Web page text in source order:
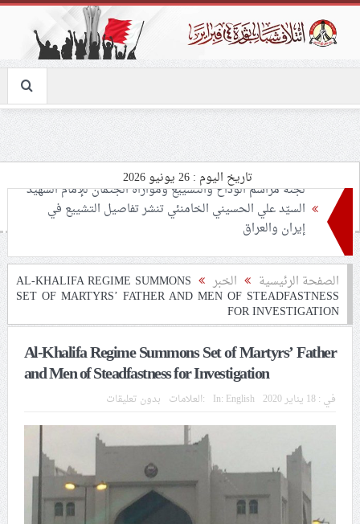
تاريخ اليوم : 26 يونيو 2026
تحذيرات من استغلال الأوضاع في غزّة لإشعال صراعات
داخليّة تخدم الاحتلال
ملفّ إنسانيّ مؤلم.. الأسيرات الفلسطينيّات بين القمع
والإهمال الطبي
55 مأتمًا وحسينيّة يعترضون على الإجراءات القمعيّة للنظام
في موسم عاشوراء
ويعتقل العشرات من الشبّان
الموقف الأسبوعيّ: شعب البحرين سيقطع الأيدي التي تنال
من شعائر عاشوراء.. ولن يساوم على هويّته وقيمه في
الحريّة والتحرير
الصفحة الرئيسية الخبر AL-KHALIFA REGIME SUMMONS
SET OF MARTYRS’ FATHER AND MEN OF STEADFASTNESS
FOR INVESTIGATION
Al-Khalifa Regime Summons Set of Martyrs’ Father
and Men of Steadfastness for Investigation
في :18 يناير 2020 In:English بدون تعليقات